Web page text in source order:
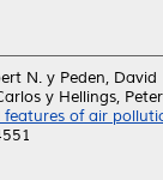
N. y Peden, David
y Hellings,
of air